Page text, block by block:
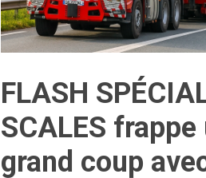
FLASH
SCALES frappe
grand coup